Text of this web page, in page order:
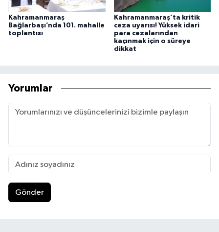
Kahramanmaraş
Bağlarbaşı’nda 101. mahalle
toplantısı
Kahramanmaraş’ta kritik
ceza uyarısı! Yüksek idari
para cezalarından
kaçınmak için o süreye
dikkat
Yorumlar
Gönder